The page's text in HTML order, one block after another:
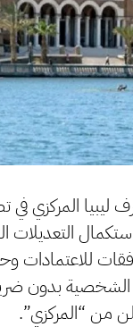
المركزي في
التعديلات
للاعتمادات
بدون
من “المركزي”.